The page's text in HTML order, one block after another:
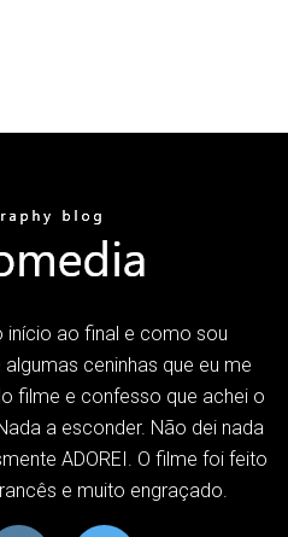
início ao final e como sou
ceninhas que eu me
filme e confesso que achei o
a esconder. Não dei nada
ADOREI. O filme foi feito
e muito engraçado.